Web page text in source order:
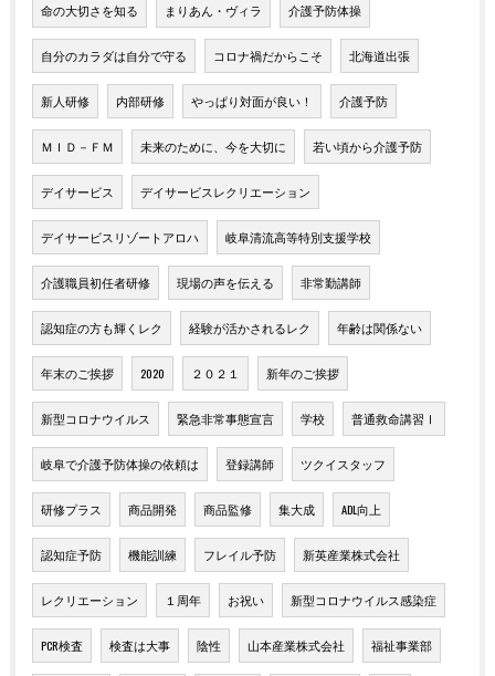
命の大切さを知る まりあん・ヴィラ 介護予防体操
自分のカラダは自分で守る コロナ禍だからこそ 北海道出張
新人研修 内部研修 やっぱり対面が良い！ 介護予防
ＭＩＤ－ＦＭ 未来のために、今を大切に 若い頃から介護予防
デイサービス デイサービスレクリエーション
デイサービスリゾートアロハ 岐阜清流高等特別支援学校
介護職員初任者研修 現場の声を伝える 非常勤講師
認知症の方も輝くレク 経験が活かされるレク 年齢は関係ない
年末のご挨拶 2020 ２０２１ 新年のご挨拶
新型コロナウイルス 緊急非常事態宣言 学校 普通救命講習Ⅰ
岐阜で介護予防体操の依頼は 登録講師 ツクイスタッフ
研修プラス 商品開発 商品監修 集大成 ADL向上
認知症予防 機能訓練 フレイル予防 新英産業株式会社
レクリエーション １周年 お祝い 新型コロナウイルス感染症
PCR検査 検査は大事 陰性 山本産業株式会社 福祉事業部